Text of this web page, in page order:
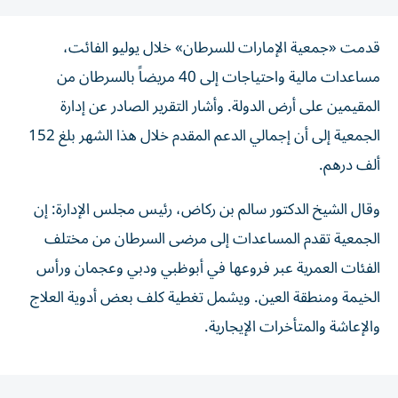
قدمت «جمعية الإمارات للسرطان» خلال يوليو الفائت،
مساعدات مالية واحتياجات إلى 40 مريضاً بالسرطان من
المقيمين على أرض الدولة. وأشار التقرير الصادر عن إدارة
الجمعية إلى أن إجمالي الدعم المقدم خلال هذا الشهر بلغ 152
ألف درهم.
وقال الشيخ الدكتور سالم بن ركاض، رئيس مجلس الإدارة: إن
الجمعية تقدم المساعدات إلى مرضى السرطان من مختلف
الفئات العمرية عبر فروعها في أبوظبي ودبي وعجمان ورأس
الخيمة ومنطقة العين. ويشمل تغطية كلف بعض أدوية العلاج
والإعاشة والمتأخرات الإيجارية.